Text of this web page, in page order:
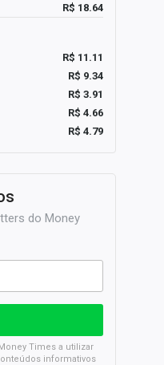
R$ 18.64
R$ 11.11
R$ 9.34
R$ 3.91
R$ 4.66
R$ 4.79
do Money
Times a utilizar
informativos